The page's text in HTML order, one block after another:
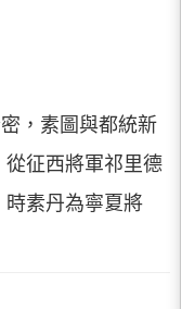
，素圖與都統新
征西將軍祁里德
時素丹為寧夏將